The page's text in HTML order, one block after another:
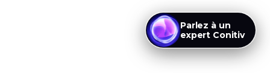
Parlez à un
expert Conitiv